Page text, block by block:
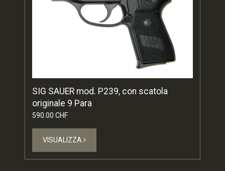
SIG SAUER mod. P239, con scatola
originale 9 Para
590.00 CHF
VISUALIZZA